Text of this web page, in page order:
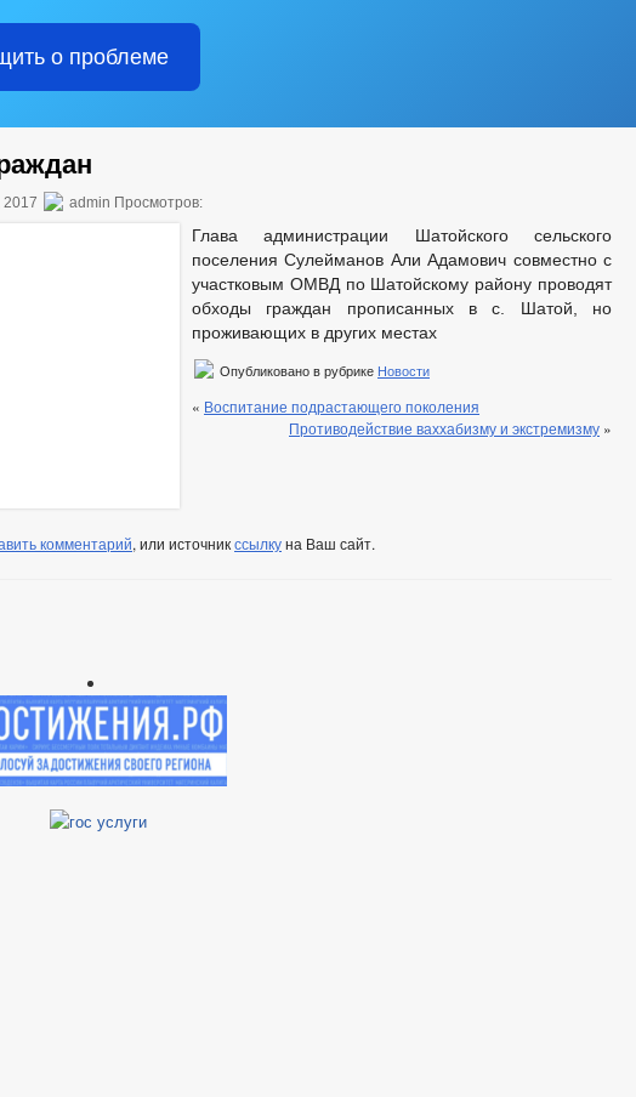
о проблеме
admin Просмотров:
Глава администрации Шатойского сельского
поселения Сулейманов Али Адамович совместно с
участковым ОМВД по Шатойскому району проводят
обходы граждан прописанных в с. Шатой, но
проживающих в других местах
Опубликовано в рубрике Новости
« Воспитание подрастающего поколения
Противодействие ваххабизму и экстремизму »
комментарий, или источникссылкуна Ваш сайт.